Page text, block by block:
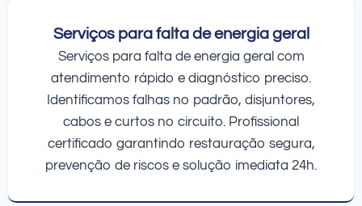
Serviços para falta de energia geral
Serviços para falta de energia geral com
atendimento rápido e diagnóstico preciso.
Identificamos falhas no padrão, disjuntores,
cabos e curtos no circuito. Profissional
certificado garantindo restauração segura,
prevenção de riscos e solução imediata 24h.